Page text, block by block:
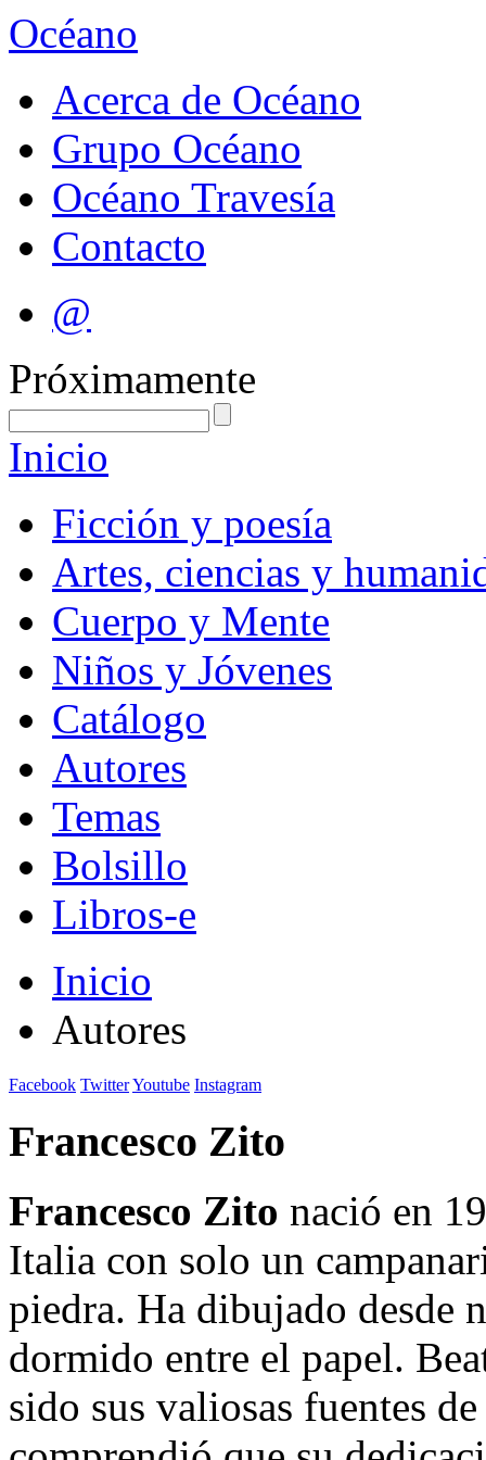
Océano
Acerca de Océano
Grupo Océano
Océano Travesía
Contacto
@
Próximamente
Inicio
Ficción y poesía
Artes, ciencias y
Cuerpo y Mente
Niños y Jóvenes
Catálogo
Autores
Temas
Bolsillo
Libros-e
Inicio
Autores
Facebook TwitterYoutube Instagram
Francesco Zito
Francesco Zito nació en
Italia con solo un
piedra. Ha dibujado desde
dormido entre el papel.
sido sus valiosas fuentes